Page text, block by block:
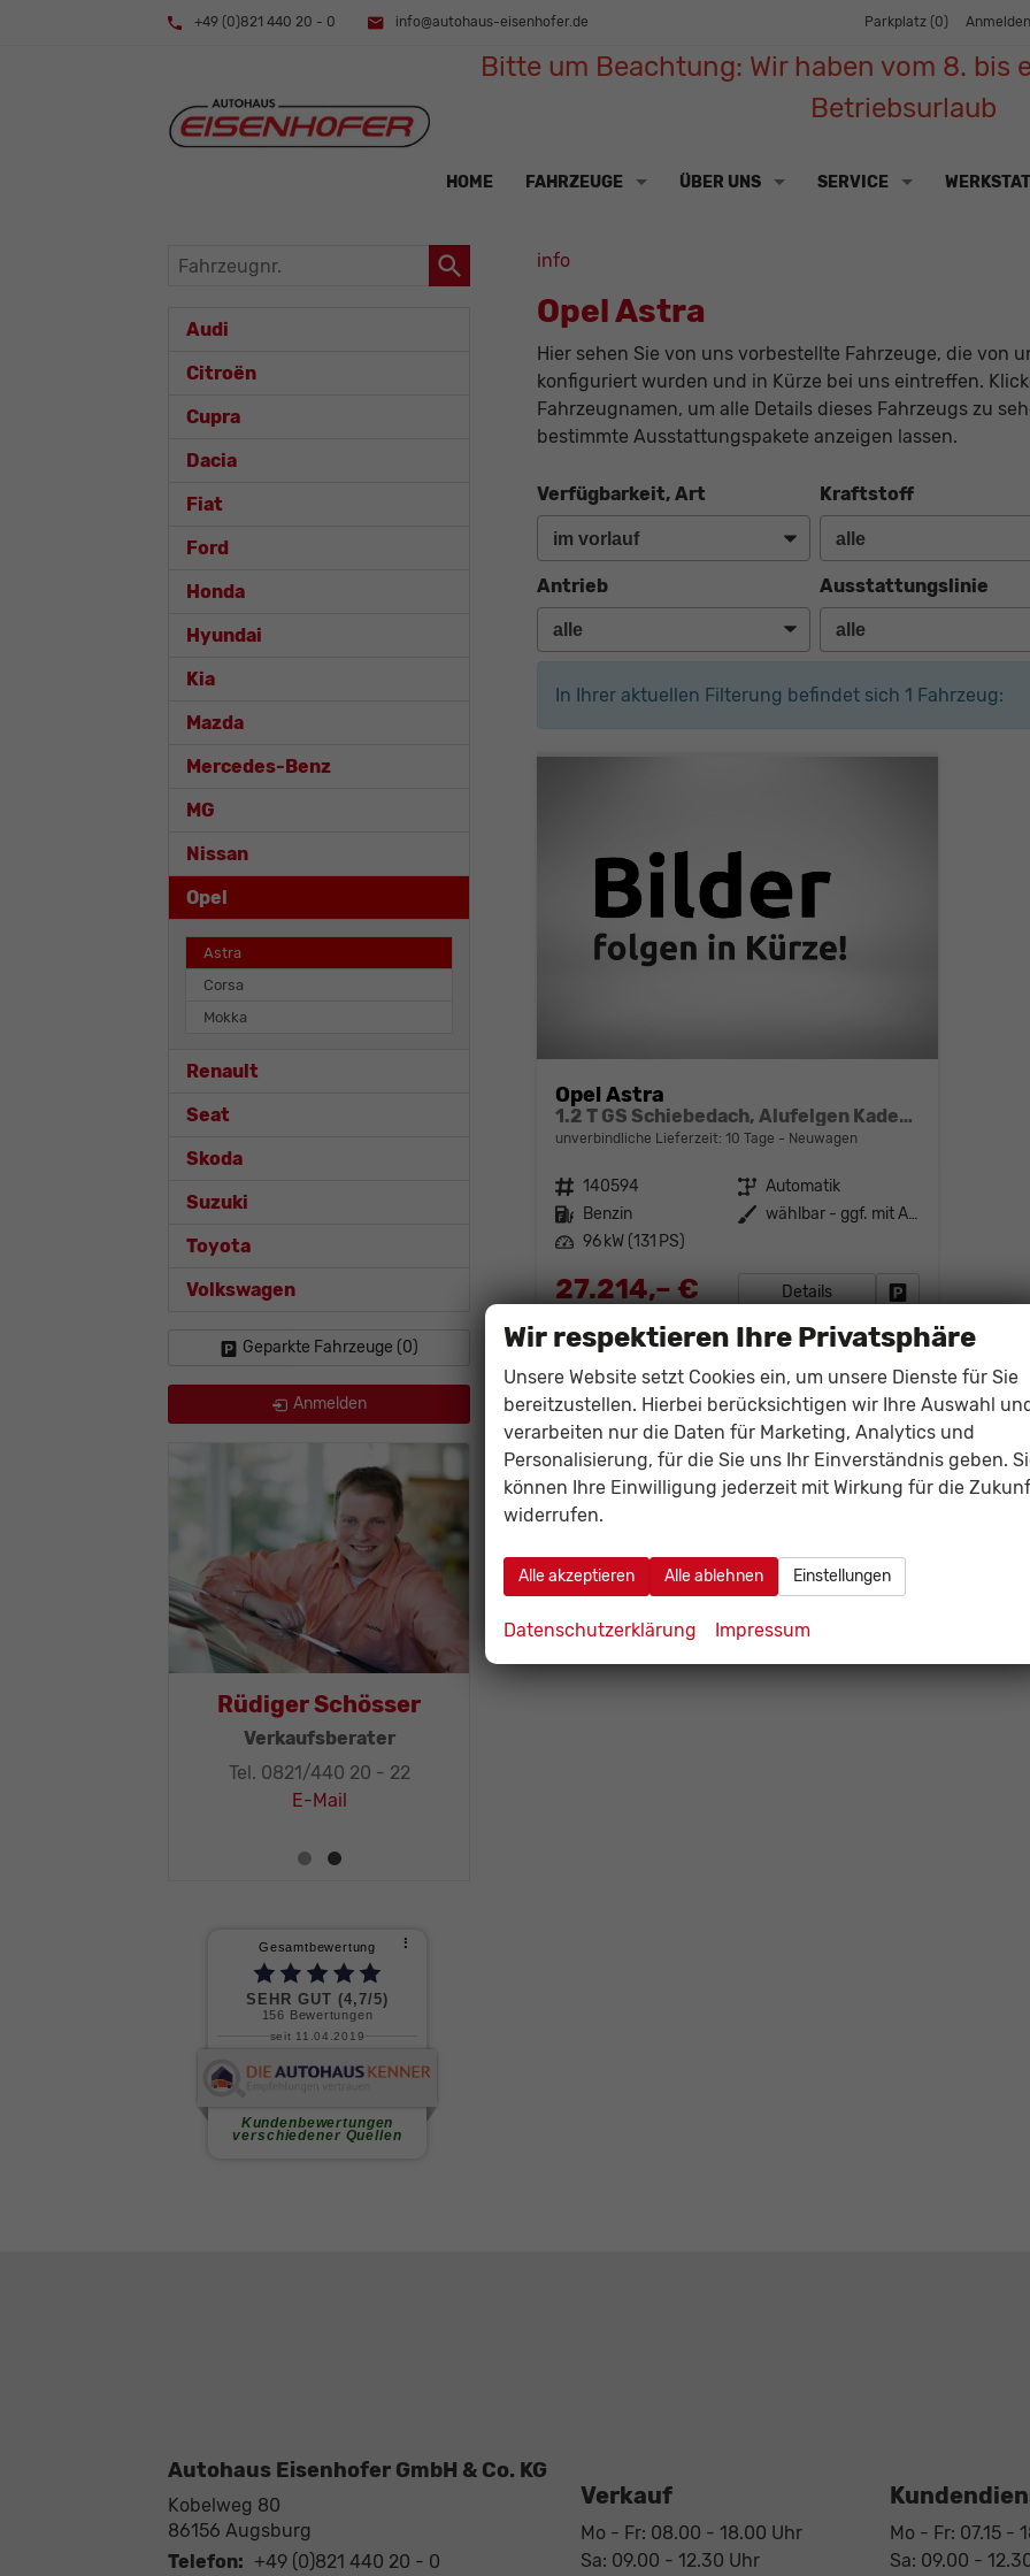
+49 (0)821 440 20 - 0 info@autohaus-eisenhofer.de Parkplatz (0) Anmelden
Bitte um Beachtung: Wir haben vom 8. bis
Betriebsurlaub
HOME FAHRZEUGE ÜBER UNS SERVICE
info
Opel Astra
Hier sehen Sie von uns vorbestellte Fahrzeuge, die von
konfiguriert wurden und in Kürze bei uns eintreffen.
Fahrzeugnamen, um alle Details dieses Fahrzeugs zu
bestimmte Ausstattungspakete anzeigen lassen.
Verfügbarkeit, Art Kraftstoff
Antrieb Ausstattungslinie
In Ihrer aktuellen Filterung befindet sich 1 Fahrzeug:
Opel Astra
1.2 T GS Schiebedach, Alufelgen Kadett AT6
unverbindliche Lieferzeit: 10 Tage Neuwagen
Fahrzeugnr. 140594 Getriebe Automatik
Kraftstoff Benzin Außenfarbe
wählbar - ggf. mit Aufpreis
Leistung 96 kW (131 PS)
27.214,– € Details
Verbrauch kombiniert: 6,00 l/100km
2
CO2-Emissionen:135,00 g/km
Fahrzeugnr.
Audi
Citroën
Cupra
Dacia
Fiat
Ford
Honda
Hyundai
Kia
Mazda
Mercedes-Benz
MG
Nissan
Opel
Astra
Corsa
Mokka
Renault
Seat
Skoda
Suzuki
Toyota
Volkswagen
Geparkte Fahrzeuge (0)
Anmelden
Rüdiger Schösser
Verkaufsberater
Tel. 0821/440 20 - 22
E-Mail
Autohaus Eisenhofer GmbH & Co. KG
Kobelweg 80
86156 Augsburg
Telefon: +49 (0)821 440 20 - 0
Verkauf
Mo - Fr: 08.00 - 18.00 Uhr
Sa: 09.00 - 12.30 Uhr
Mo - Fr: 07.15 -
Sa: 09.00 -
Wir respektieren Ihre Privatsphäre
Unsere Website setzt Cookies ein, um unsere Dienste für Sie
bereitzustellen. Hierbei berücksichtigen wir Ihre Auswahl
verarbeiten nur die Daten für Marketing, Analytics und
Personalisierung, für die Sie uns Ihr Einverständnis geben.
können Ihre Einwilligung jederzeit mit Wirkung für die
widerrufen.
Alle akzeptieren Alle ablehnen Einstellungen
Datenschutzerklärung Impressum